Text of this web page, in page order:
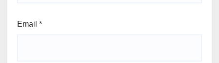
Email *